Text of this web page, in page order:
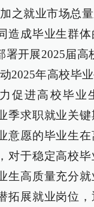
之就业市场总
造成毕业生群
署开展2025届高
2025年高校毕
促进高校毕业
季求职就业关
意愿的毕业生
对于稳定高校毕
生高质量充分
拓展就业岗位